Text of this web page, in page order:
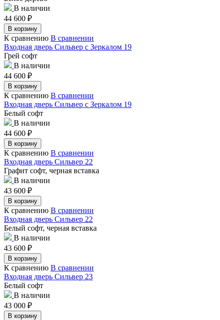
В наличии
44 600 ₽
В корзину
К сравнению В сравнении
Входная дверь Сильвер с Зеркалом 19
Грей софт
В наличии
44 600 ₽
В корзину
К сравнению В сравнении
Входная дверь Сильвер с Зеркалом 19
Белый софт
В наличии
44 600 ₽
В корзину
К сравнению В сравнении
Входная дверь Сильвер 22
Графит софт, черная вставка
В наличии
43 600 ₽
В корзину
К сравнению В сравнении
Входная дверь Сильвер 22
Белый софт, черная вставка
В наличии
43 600 ₽
В корзину
К сравнению В сравнении
Входная дверь Сильвер 23
Белый софт
В наличии
43 000 ₽
В корзину